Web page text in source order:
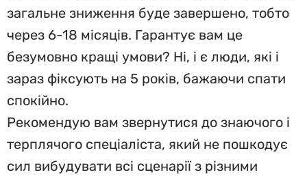
загальне зниження буде завершено, тобто
через 6-18 місяців. Гарантує вам це
безумовно кращі умови? Ні, і є люди, які і
зараз фіксують на 5 років, бажаючи спати
спокійно.
Рекомендую вам звернутися до знаючого і
терплячого спеціаліста, який не пошкодує
сил вибудувати всі сценарії з різними